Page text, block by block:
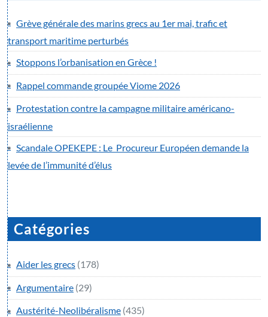
Grève générale des marins grecs au 1er mai, trafic et
transport maritime perturbés
Stoppons l’orbanisation en Grèce !
Rappel commande groupée Viome 2026
Protestation contre la campagne militaire américano-
israélienne
Scandale OPEKEPE : Le Procureur Européen demande la
levée de l’immunité d’élus
Catégories
Aider les grecs (178)
Argumentaire (29)
Austérité-Neolibéralisme (435)